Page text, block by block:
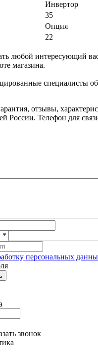
Инвертор
35
Опция
22
любой интересующий
магазина.
специалисты
отзывы,
России. Телефон для
*
персональных
звонок